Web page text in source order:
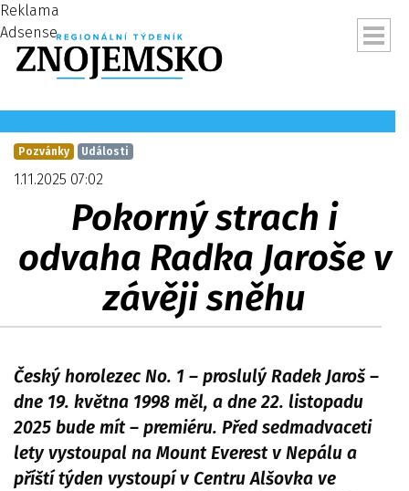
Reklama
Adsense
Pozvánky Události
1.11.2025 07:02
Pokorný strach i
odvaha Radka Jaroše v
závěji sněhu
Český horolezec No. 1 – proslulý Radek Jaroš –
dne 19. května 1998 měl, a dne 22. listopadu
2025 bude mít – premiéru. Před sedmadvaceti
lety vystoupal na Mount Everest v Nepálu a
příští týden vystoupí v Centru Alšovka ve